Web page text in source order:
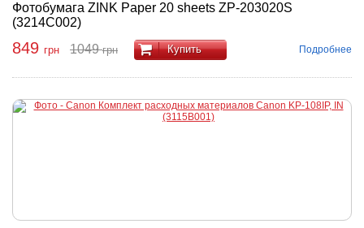
Фотобумага ZINK Paper 20 sheets ZP-203020S
(3214C002)
849 грн 1049грн Купить Подробнее